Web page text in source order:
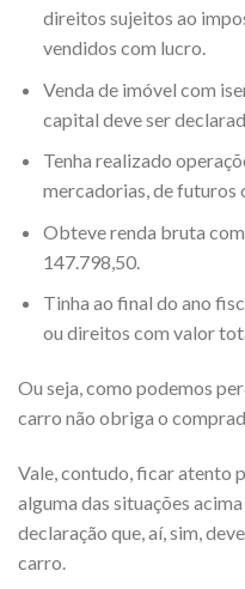
direitos sujeitos ao
vendidos com lucro.
Venda de imóvel com
capital deve ser
Tenha realizado
mercadorias, de futuros
Obteve renda bruta
147.798,50.
Tinha ao final do ano
ou direitos com valor
Ou seja, como podemos
carro não obriga o
Vale, contudo, ficar atento
alguma das situações
declaração que, aí, sim,
carro.